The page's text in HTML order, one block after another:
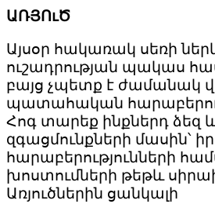
ԱՌՅՈւԾ
Այսօր հակառակ սեռի
ուշադրության պակաս
բայց չպետք է ժամանակ
պատահական
Հոգ տարեք ինքներդ ձեզ
զգացմունքների մասին՝
հարաբերությունների
խոստումների թեթև
Առյուծներին ցանկալի